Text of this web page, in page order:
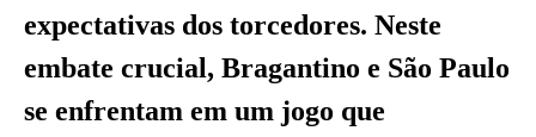
expectativas dos torcedores. Neste
embate crucial, Bragantino e São Paulo
se enfrentam em um jogo que